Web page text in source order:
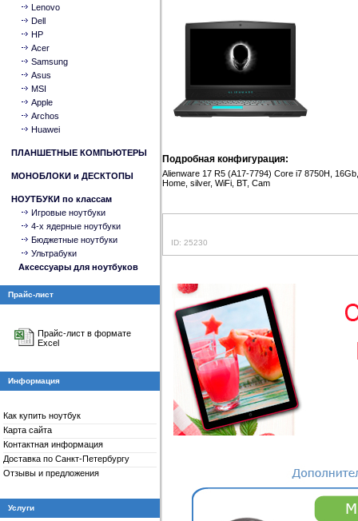
Lenovo
Dell
HP
Acer
Samsung
Asus
MSI
Apple
Archos
Huawei
ПЛАНШЕТНЫЕ КОМПЬЮТЕРЫ
МОНОБЛОКИ и ДЕСКТОПЫ
НОУТБУКИ по классам
Игровые ноутбуки
4-x ядерные ноутбуки
Бюджетные ноутбуки
Ультрабуки
Аксессуары для ноутбуков
Прайс-лист
Прайс-лист в формате
Excel
Информация
Как купить ноутбук
Карта сайта
Контактная информация
Доставка по Санкт-Петербургу
Отзывы и предложения
Услуги
Подробная конфигурация:
Alienware 17 R5 (A17-7794) Core i7 8750H,
Home, silver, WiFi, BT, Cam
ID: 25230